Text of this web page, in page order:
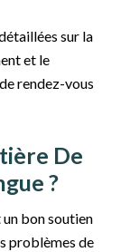
sur la
et le
rendez-vous
De
?
bon soutien
problèmes de